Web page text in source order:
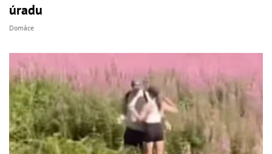
úradu
Domáce